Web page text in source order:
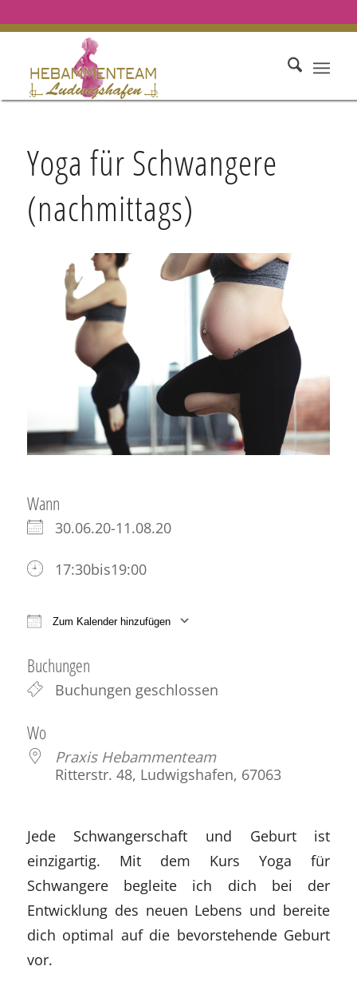
Yoga für Schwangere
(nachmittags)
Wann
30.06.20-11.08.20
17:30bis19:00
Zum Kalender hinzufügen
Buchungen
Buchungen geschlossen
Wo
Praxis Hebammenteam
Ritterstr. 48, Ludwigshafen, 67063
Jede Schwangerschaft und Geburt ist
einzigartig. Mit dem Kurs Yoga für
Schwangere begleite ich dich bei der
Entwicklung des neuen Lebens und bereite
dich optimal auf die bevorstehende Geburt
vor.